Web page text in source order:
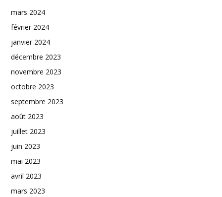
mars 2024
février 2024
janvier 2024
décembre 2023
novembre 2023
octobre 2023
septembre 2023
août 2023
juillet 2023
juin 2023
mai 2023
avril 2023
mars 2023